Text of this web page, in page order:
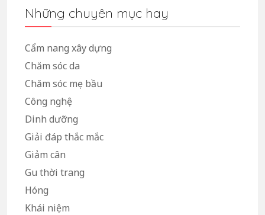
Những chuyên mục hay
Cẩm nang xây dựng
Chăm sóc da
Chăm sóc mẹ bầu
Công nghệ
Dinh dưỡng
Giải đáp thắc mắc
Giảm cân
Gu thời trang
Hóng
Khái niệm